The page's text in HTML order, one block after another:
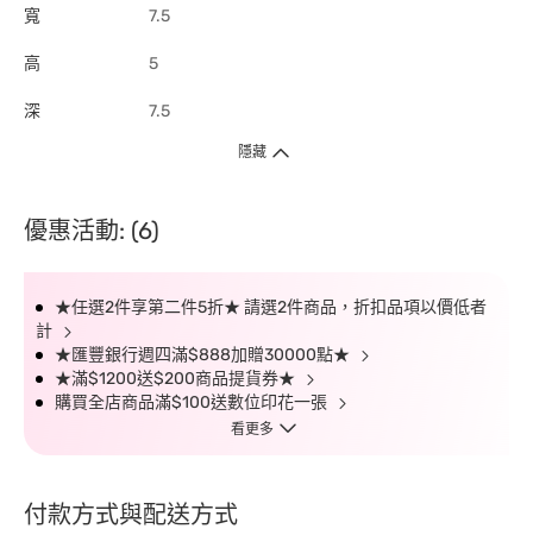
寬 7.5
高 5
深 7.5
隱藏
優惠活動: (6)
★任選2件享第二件5折★ 請選2件商品，折扣品項以價低者
計
★匯豐銀行週四滿$888加贈30000點★
★滿$1200送$200商品提貨券★
購買全店商品滿$100送數位印花一張
看更多
付款方式與配送方式